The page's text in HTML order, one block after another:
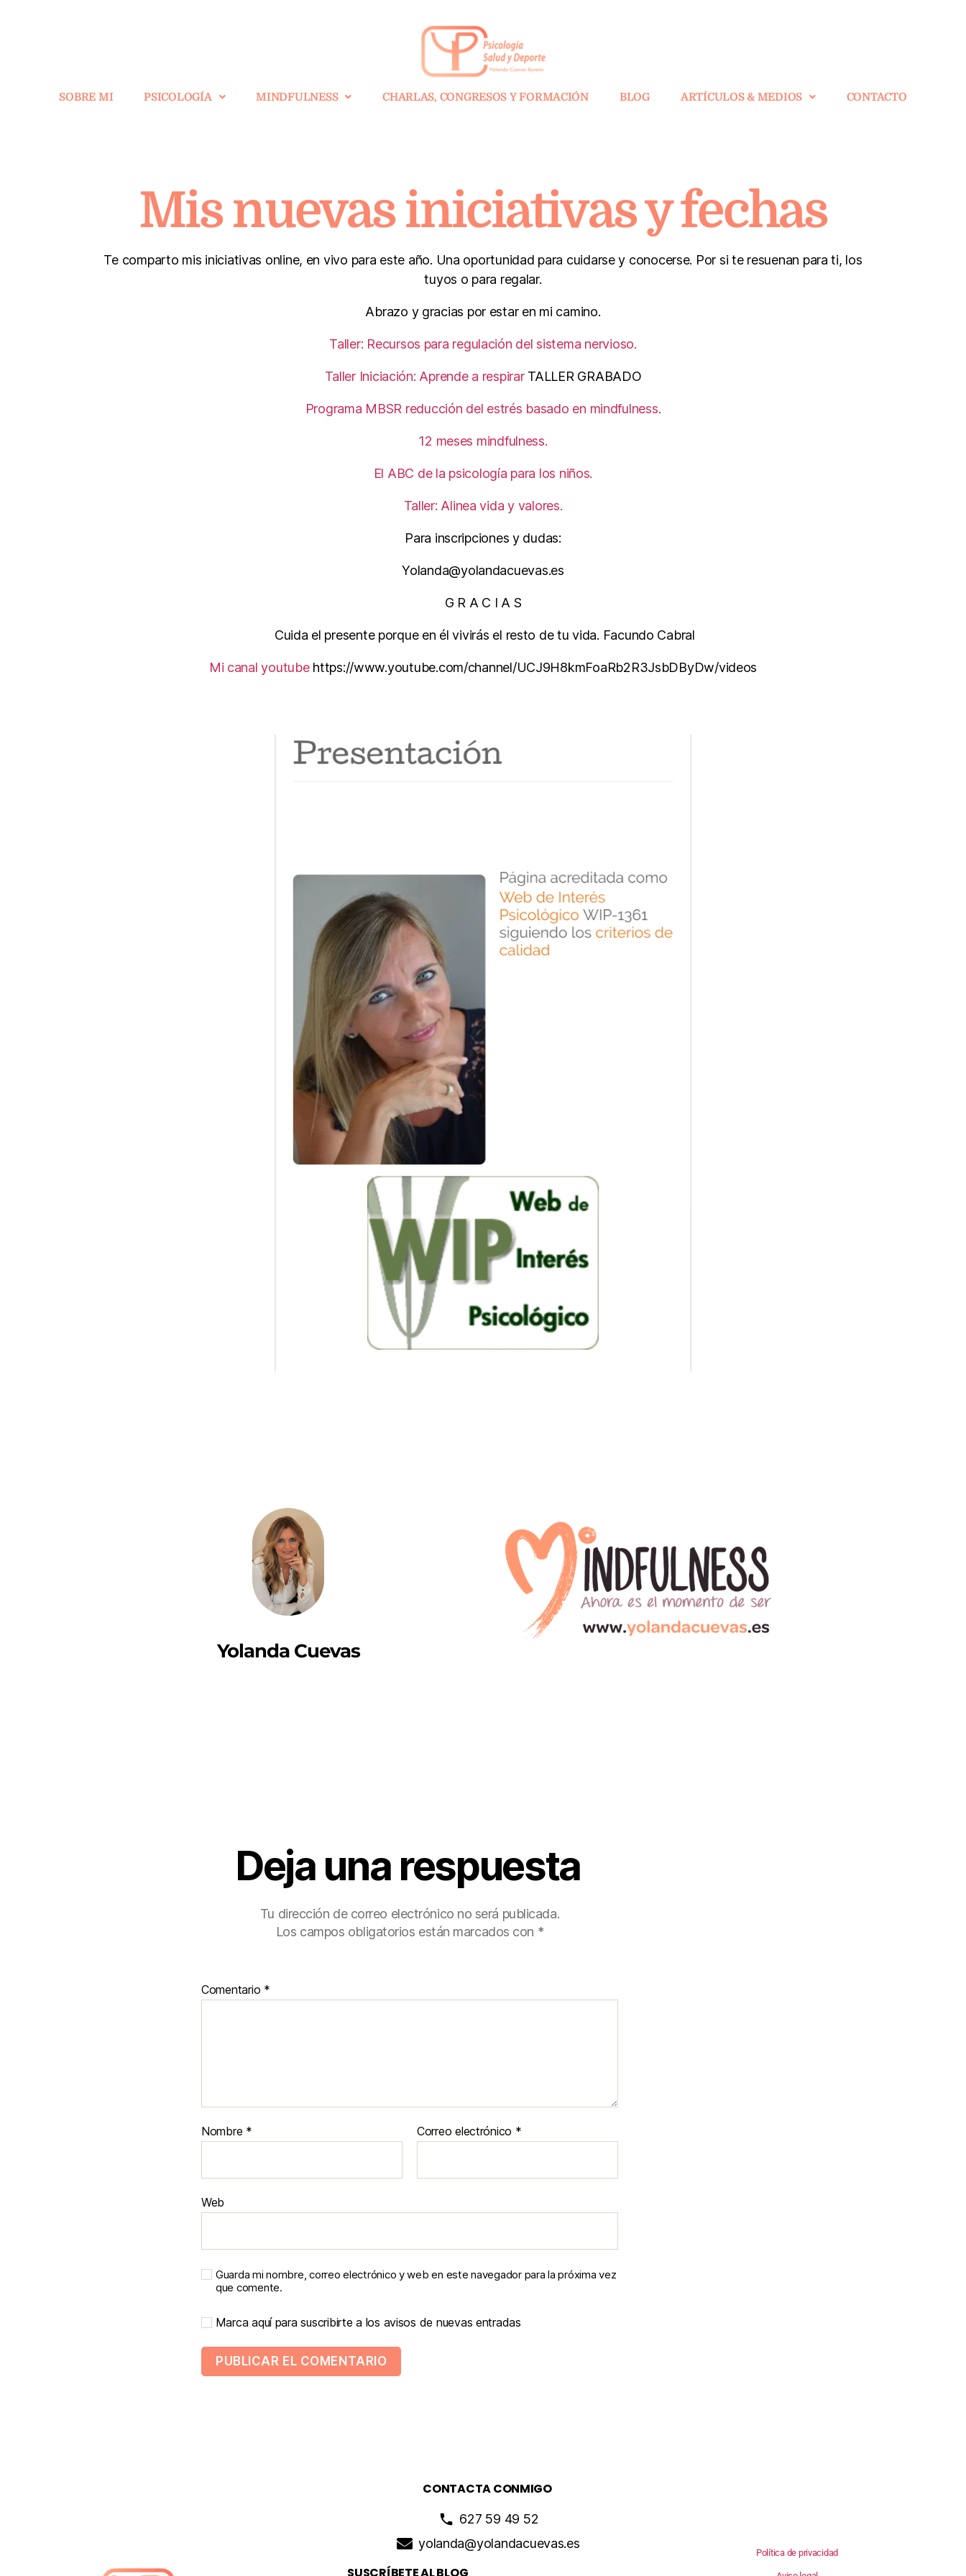
SOBRE MI PSICOLOGÍA MINDFULNESS CHARLAS, CONGRESOS Y FORMACIÓN BLOG ARTÍCULOS & MEDIOS CONTACTO
Mis nuevas iniciativas y fechas
Te comparto mis iniciativas online, en vivo para este año. Una oportunidad para cuidarse y conocerse. Por si te resuenan para ti, los
tuyos o para regalar.
Abrazo y gracias por estar en mi camino.
Taller: Recursos para regulación del sistema nervioso.
Taller Iniciación: Aprende a respirarTALLER GRABADO
Programa MBSR reducción del estrés basado en mindfulness.
12 meses mindfulness.
El ABC de la psicología para los niños.
Taller: Alinea vida y valores.
Para inscripciones y dudas:
Yolanda@yolandacuevas.es
G R A C I A S
Cuida el presente porque en él vivirás el resto de tu vida. Facundo Cabral
Mi canal youtubehttps://www.youtube.com/channel/UCJ9H8kmFoaRb2R3JsbDByDw/videos
Yolanda Cuevas
Deja una respuesta
Tu dirección de correo electrónico no será publicada.
Los campos obligatorios están marcados con *
Comentario *
Nombre * Correo electrónico *
Web
Guarda mi nombre, correo electrónico y web en este navegador para la próxima vez
que comente.
Marca aquí para suscribirte a los avisos de nuevas entradas
CONTACTA CONMIGO
627 59 49 52
yolanda@yolandacuevas.es
Política de privacidad